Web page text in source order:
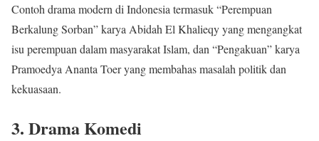
Contoh drama modern di Indonesia termasuk “Perempuan
Berkalung Sorban” karya Abidah El Khalieqy yang mengangkat
isu perempuan dalam masyarakat Islam, dan “Pengakuan” karya
Pramoedya Ananta Toer yang membahas masalah politik dan
kekuasaan.
3. Drama Komedi